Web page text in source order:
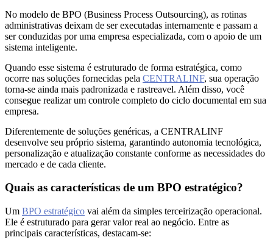
de
Privacidade
Cookies
Segurança
da
Cibernética
da
Central
de
de
Proteção
a
No modelo de BPO (Business Process Outsourcing), as rotinas
administrativas deixam de ser executadas internamente e passam a
ser conduzidas por uma empresa especializada, com o apoio de um
sistema inteligente.
Quando esse sistema é estruturado de forma estratégica, como
ocorre nas soluções fornecidas pela CENTRALINF, sua operação
torna-se ainda mais padronizada e rastreavel. Além disso, você
consegue realizar um controle completo do ciclo documental em sua
empresa.
Diferentemente de soluções genéricas, a CENTRALINF
desenvolve seu próprio sistema, garantindo autonomia tecnológica,
personalização e atualização constante conforme as necessidades do
mercado e de cada cliente.
Quais as características de um BPO estratégico?
Um BPO estratégico vai além da simples terceirização operacional.
Ele é estruturado para gerar valor real ao negócio. Entre as
principais características, destacam-se: